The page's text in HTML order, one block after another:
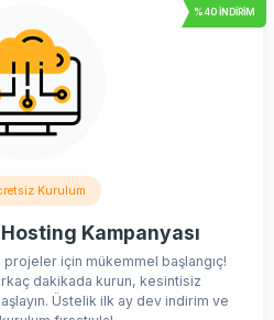
%40 İNDIRIM
Kurulum
Hosting Kampanyası
için mükemmel başlangıç!
dakikada kurun, kesintisiz
Üstelik ilk ay dev indirim ve